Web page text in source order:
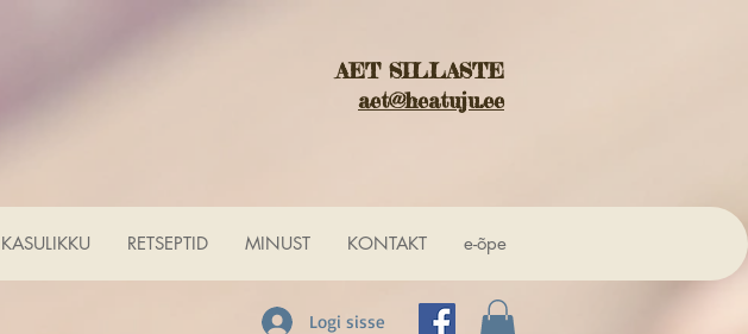
AET SILLASTE
aet@heatuju.ee
KASULIKKU RETSEPTID MINUST KONTAKT e-õpe
Logi sisse